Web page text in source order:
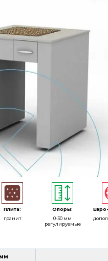
Плита:
гранит
Опоры:
0-30 мм
регулируемые